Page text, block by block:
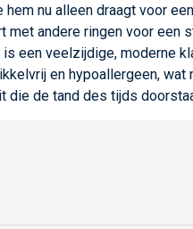
hem nu alleen draagt voor
met andere ringen voor een
een veelzijdige, moderne
en hypoallergeen,
die de tand des tijds